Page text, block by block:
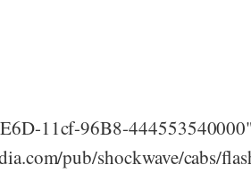
11cf-96B8-444553540000"
pub/shockwave/cabs/